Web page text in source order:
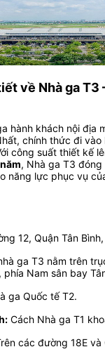
về Nhà ga T3
hành khách nội địa
chính thức đi
công suất thiết kế
, Nhà ga T3
năng lực phục vụ
12, Quận Tân
ga T3 nằm trên
phía Nam sân bay
ga Quốc tế T2.
Cách Nhà ga T1
các đường 18E và